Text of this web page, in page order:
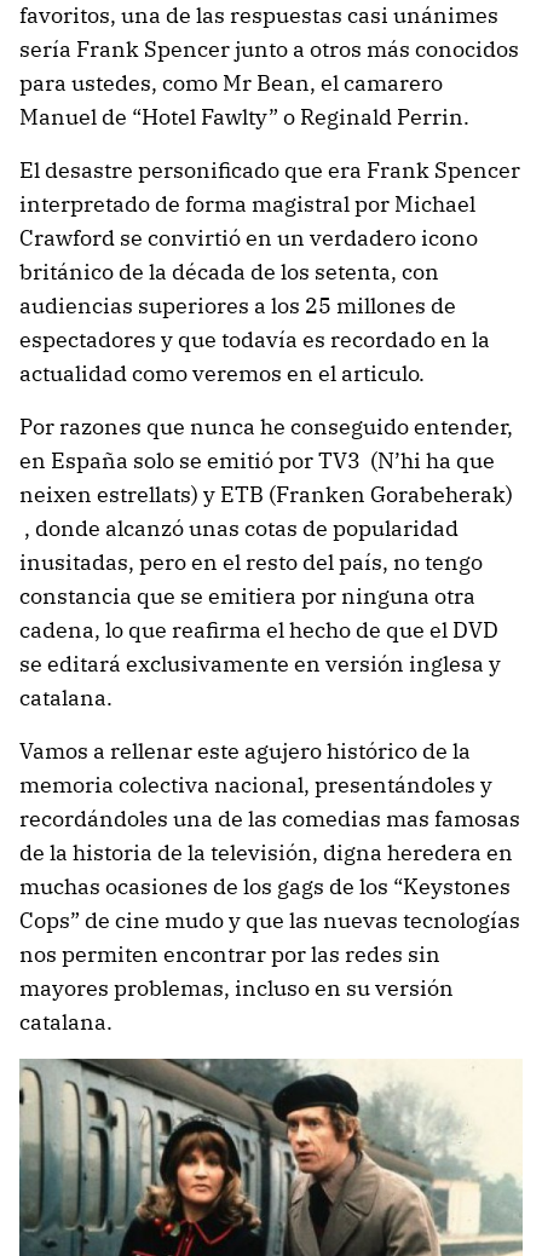
favoritos, una de las respuestas casi unánimes
sería Frank Spencer junto a otros más conocidos
para ustedes, como Mr Bean, el camarero
Manuel de “Hotel Fawlty” o Reginald Perrin.
El desastre personificado que era Frank Spencer
interpretado de forma magistral por Michael
Crawford se convirtió en un verdadero icono
británico de la década de los setenta, con
audiencias superiores a los 25 millones de
espectadores y que todavía es recordado en la
actualidad como veremos en el articulo.
Por razones que nunca he conseguido entender,
en España solo se emitió por TV3 (N’hi ha que
neixen estrellats) y ETB (Franken Gorabeherak)
, donde alcanzó unas cotas de popularidad
inusitadas, pero en el resto del país, no tengo
constancia que se emitiera por ninguna otra
cadena, lo que reafirma el hecho de que el DVD
se editará exclusivamente en versión inglesa y
catalana.
Vamos a rellenar este agujero histórico de la
memoria colectiva nacional, presentándoles y
recordándoles una de las comedias mas famosas
de la historia de la televisión, digna heredera en
muchas ocasiones de los gags de los “Keystones
Cops” de cine mudo y que las nuevas tecnologías
nos permiten encontrar por las redes sin
mayores problemas, incluso en su versión
catalana.